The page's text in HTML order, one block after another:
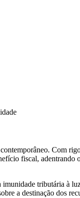
Com
fiscal,
tributária à
a destinação dos